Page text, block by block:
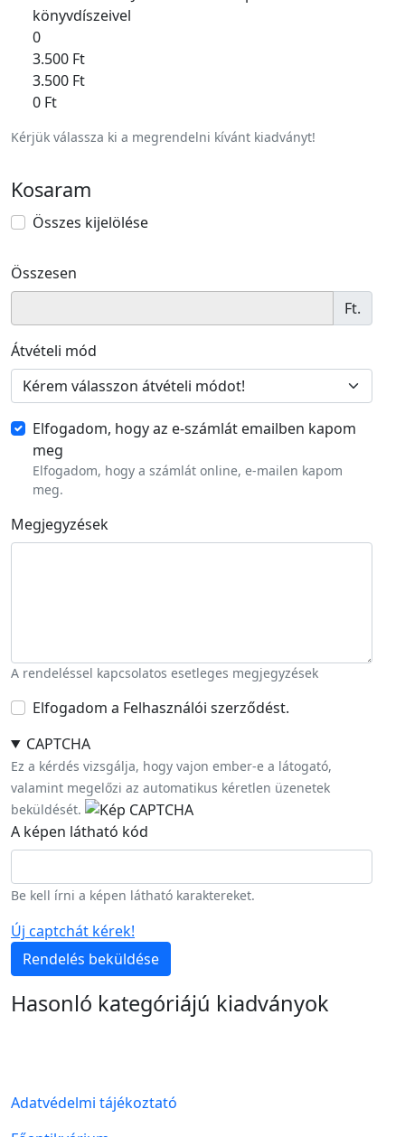
könyvdíszeivel
0
3.500 Ft
3.500 Ft
0 Ft
Kérjük válassza ki a megrendelni kívánt kiadványt!
Kosaram
Összes kijelölése
Összesen
Ft.
Átvételi mód
Elfogadom, hogy az e-számlát emailben kapom
meg
Elfogadom, hogy a számlát online, e-mailen kapom
meg.
Megjegyzések
A rendeléssel kapcsolatos esetleges megjegyzések
Elfogadom a Felhasználói szerződést.
CAPTCHA
Ez a kérdés vizsgálja, hogy vajon ember-e a látogató,
valamint megelőzi az automatikus kéretlen üzenetek
beküldését.
A képen látható kód
Be kell írni a képen látható karaktereket.
Új captchát kérek!
Rendelés beküldése
Hasonló kategóriájú kiadványok
Lábléc menü
Adatvédelmi tájékoztató